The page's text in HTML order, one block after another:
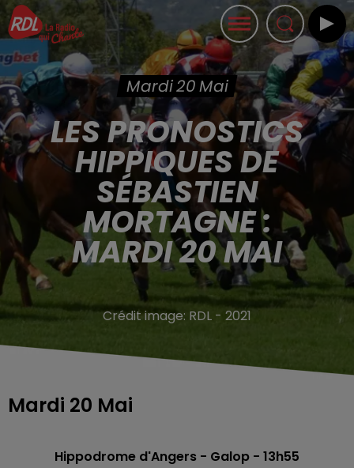
Mardi 20 Mai
LES PRONOSTICS
HIPPIQUES DE
SÉBASTIEN
MORTAGNE :
MARDI 20 MAI
Crédit image: RDL - 2021
Mardi 20 Mai
Hippodrome d'Angers - Galop - 13h55